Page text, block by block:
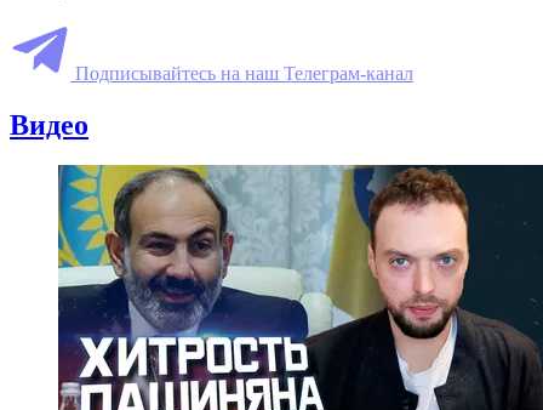
Подписывайтесь на наш Телеграм-канал
Видео